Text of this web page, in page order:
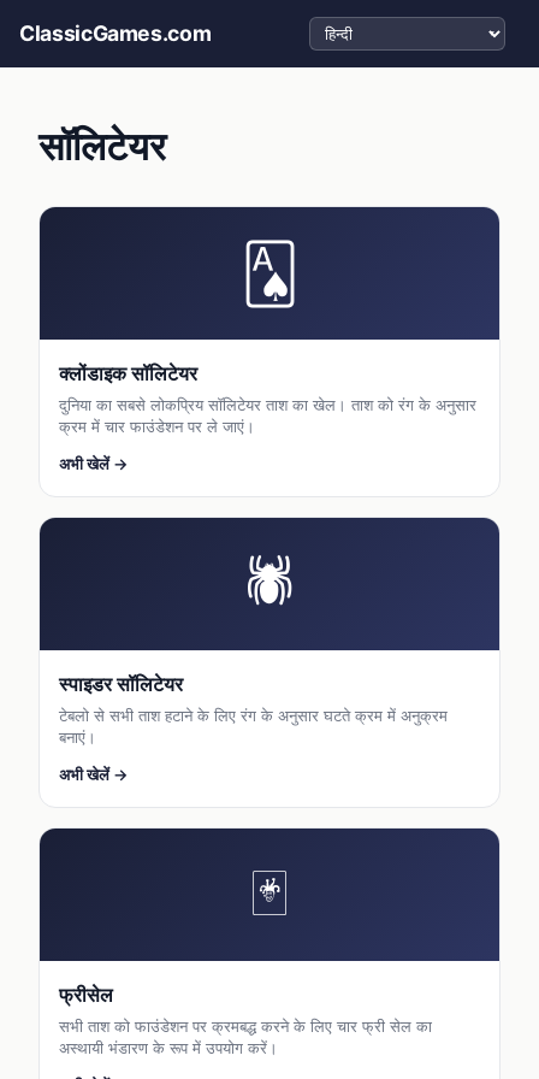
ClassicGames.com भाषा चुनें
सॉलिटेयर
🂡
क्लोंडाइक सॉलिटेयर
दुनिया का सबसे लोकप्रिय सॉलिटेयर ताश का खेल। ताश को रंग के अनुसार
क्रम में चार फाउंडेशन पर ले जाएं।
अभी खेलें →
🕷
स्पाइडर सॉलिटेयर
टेबलो से सभी ताश हटाने के लिए रंग के अनुसार घटते क्रम में अनुक्रम
बनाएं।
अभी खेलें →
🃏
फ्रीसेल
सभी ताश को फाउंडेशन पर क्रमबद्ध करने के लिए चार फ्री सेल का
अस्थायी भंडारण के रूप में उपयोग करें।